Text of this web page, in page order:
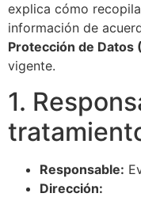
explica cómo
información de
Protección de Datos
vigente.
1.
Responsable:
Dirección: